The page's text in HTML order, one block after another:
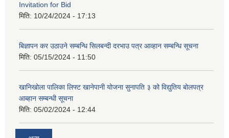
Invitation for Bid
मिति: 10/24/2024 - 17:13
बिज्ञापन कर उठाउने सम्बन्धि सिलबन्दी दरभाउ पत्र आव्हान सम्बन्धि सूचना
मिति: 05/15/2024 - 11:50
खानिखोला पालिका लिफ्ट खानेपानी योजना सुनापति ३ को विद्युतिय बोलपत्र
आब्हान सम्बन्धी सूचना
मिति: 05/02/2024 - 12:44